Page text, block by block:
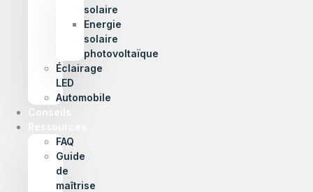
solaire
Energie
solaire
photovoltaïque
Éclairage
LED
Automobile
Conseils
FAQ
Guide
de
maîtrise